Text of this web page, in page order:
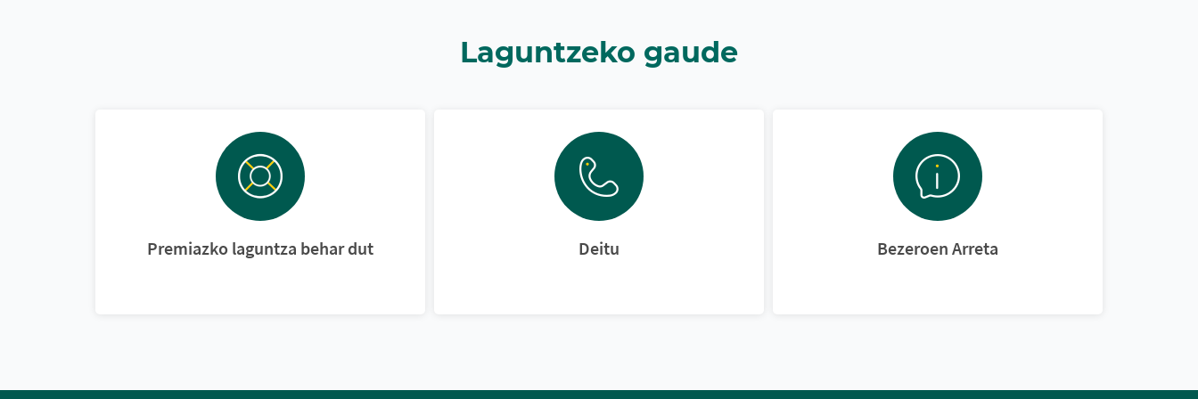
Laguntzeko gaude
Premiazko laguntza behar dut Deitu Bezeroen Arreta